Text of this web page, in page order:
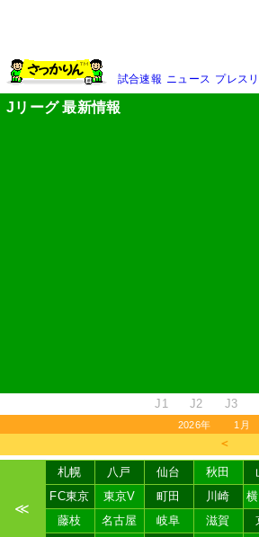
試合速報 ニュース プレス
Jリーグ 最新情報
J1 J2 J3
2026年 1月
＜
≪
札幌 八戸 仙台 秋田
FC東京
東京V 町田 川崎
藤枝
名古屋 岐阜 滋賀